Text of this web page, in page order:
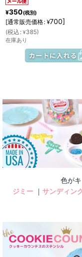
¥350(税別)
[通常販売価格: ¥700]
(税込 : ¥385)
在庫あり
色が
ジミー ｜ サンディン